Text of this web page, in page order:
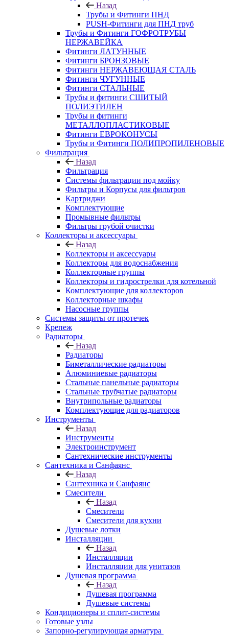
Назад
Трубы и Фитинги ПНД
PUSH-Фитинги для ПНД труб
Трубы и Фитинги ГОФРОТРУБЫ
НЕРЖАВЕЙКА
Фитинги ЛАТУННЫЕ
Фитинги БРОНЗОВЫЕ
Фитинги НЕРЖАВЕЮЩАЯ СТАЛЬ
Фитинги ЧУГУННЫЕ
Фитинги СТАЛЬНЫЕ
Трубы и фитинги СШИТЫЙ
ПОЛИЭТИЛЕН
Трубы и фитинги
МЕТАЛЛОПЛАСТИКОВЫЕ
Фитинги ЕВРОКОНУСЫ
Трубы и Фитинги ПОЛИПРОПИЛЕНОВЫЕ
Фильтрация
Назад
Фильтрация
Системы фильтрации под мойку
Фильтры и Корпусы для фильтров
Картриджи
Комплектующие
Промывные фильтры
Фильтры грубой очистки
Коллекторы и аксессуары
Назад
Коллекторы и аксессуары
Коллекторы для водоснабжения
Коллекторные группы
Коллекторы и гидрострелки для котельной
Комплектующие для коллекторов
Коллекторные шкафы
Насосные группы
Системы защиты от протечек
Крепеж
Радиаторы
Назад
Радиаторы
Биметаллические радиаторы
Алюминиевые радиаторы
Стальные панельные радиаторы
Стальные трубчатые радиаторы
Внутрипольные радиаторы
Комплектующие для радиаторов
Инструменты
Назад
Инструменты
Электроинструмент
Сантехнические инструменты
Сантехника и Санфаянс
Назад
Сантехника и Санфаянс
Смесители
Назад
Смесители
Смесители для кухни
Душевые лотки
Инсталляции
Назад
Инсталляции
Инсталляции для унитазов
Душевая программа
Назад
Душевая программа
Душевые системы
Кондиционеры и сплит-системы
Готовые узлы
Запорно-регулирующая арматура